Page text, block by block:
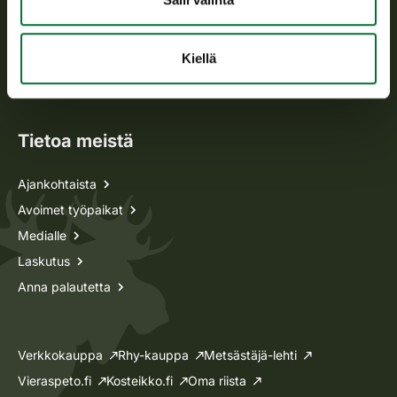
Kiellä
Metsästyskortti-asiat
Tietoa meistä
Ajankohtaista
Avoimet työpaikat
Medialle
Laskutus
Anna palautetta
Verkkokauppa Rhy-kauppa
Metsästäjä-lehti
Vieraspeto.fi
Kosteikko.fi Oma riista